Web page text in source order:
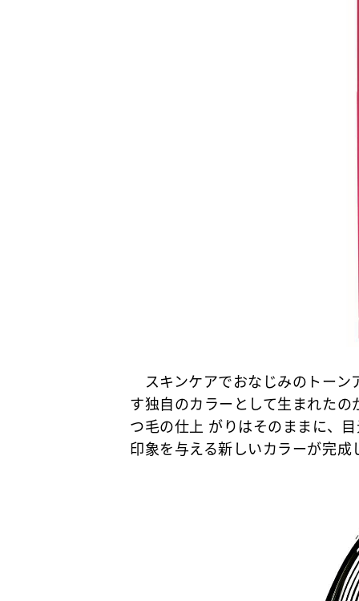
スキンケアでおなじみのトーン
す独自のカラーとして生まれた
つ毛の仕上 がりはそのままに、
印象を与える新しいカラーが完成